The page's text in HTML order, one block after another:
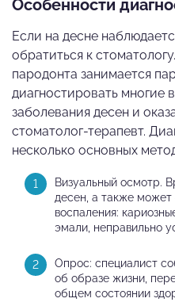
Особенности
Если на десне
обратиться к
пародонта занимается
диагностировать многие
заболевания десен и
стоматолог-терапевт.
несколько основных
Визуальный осмотр.
десен, а также
воспаления:
эмали, неправильно
Опрос: специалист
об образе жизни,
общем состоянии